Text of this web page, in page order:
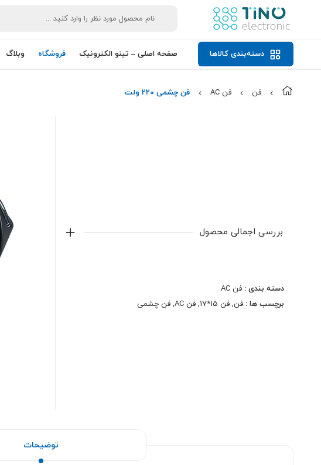
دسته‌بندی کالاها صفحه اصلی – تینو الکترونیک فروشگاه وبلاگ
فن فن AC فن چشمی 220 ولت
بررسی اجمالی محصول
دسته بندی : فن AC
برچسب ها : فن, فن 15*17 , فن AC , فن چشمی
توضیحات